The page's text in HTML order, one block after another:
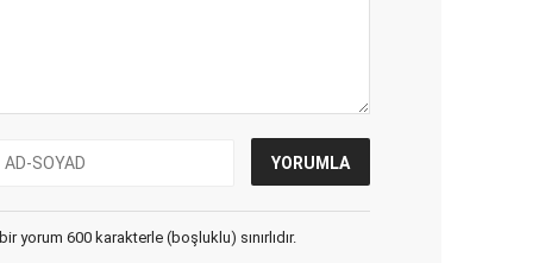
yorum 600 karakterle (boşluklu) sınırlıdır.